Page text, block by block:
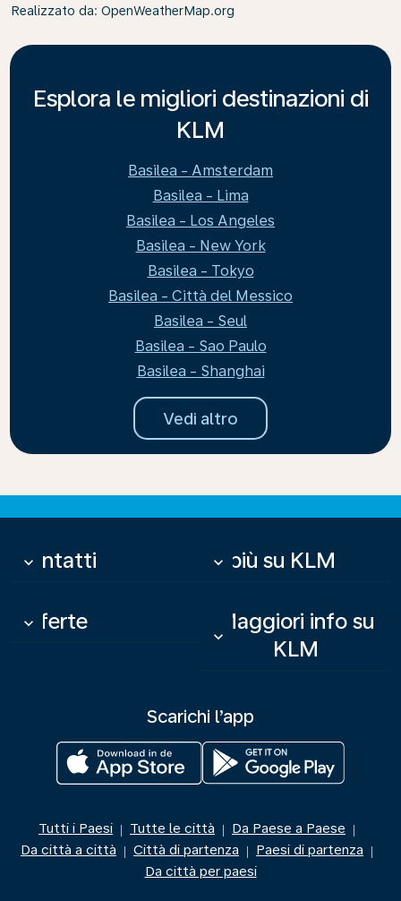
Realizzato da: OpenWeatherMap.org
Esplora le migliori destinazioni di
KLM
Basilea - Amsterdam
Basilea - Lima
Basilea - Los Angeles
Basilea - New York
Basilea - Tokyo
Basilea - Città del Messico
Basilea - Seul
Basilea - Sao Paulo
Basilea - Shanghai
Vedi altro
Contatti
keyboard_arrow_down Di più su KLM
keyboard_arrow_down
Offerte
keyboard_arrow_down
Maggiori info su
KLM
keyboard_arrow_down
Scarichi l’app
Tutti i Paesi | Tutte le città | Da Paese a Paese |
Da città a città | Città di partenza | Paesi di partenza |
Da città per paesi